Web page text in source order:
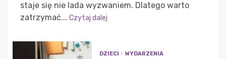
staje się nie lada wyzwaniem. Dlatego warto
zatrzymać... Czytaj dalej
DZIECI WYDARZENIA